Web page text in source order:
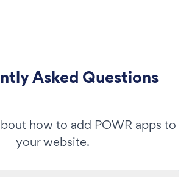
Asked Questions
how to add POWR apps to
your website.